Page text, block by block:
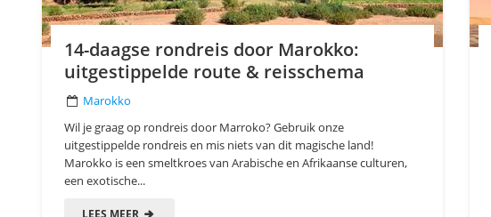
14-daagse rondreis door Marokko:
uitgestippelde route & reisschema
Marokko
Wil je graag op rondreis door Marroko? Gebruik onze
uitgestippelde rondreis en mis niets van dit magische land!
Marokko is een smeltkroes van Arabische en Afrikaanse culturen,
een exotische...
LEES MEER